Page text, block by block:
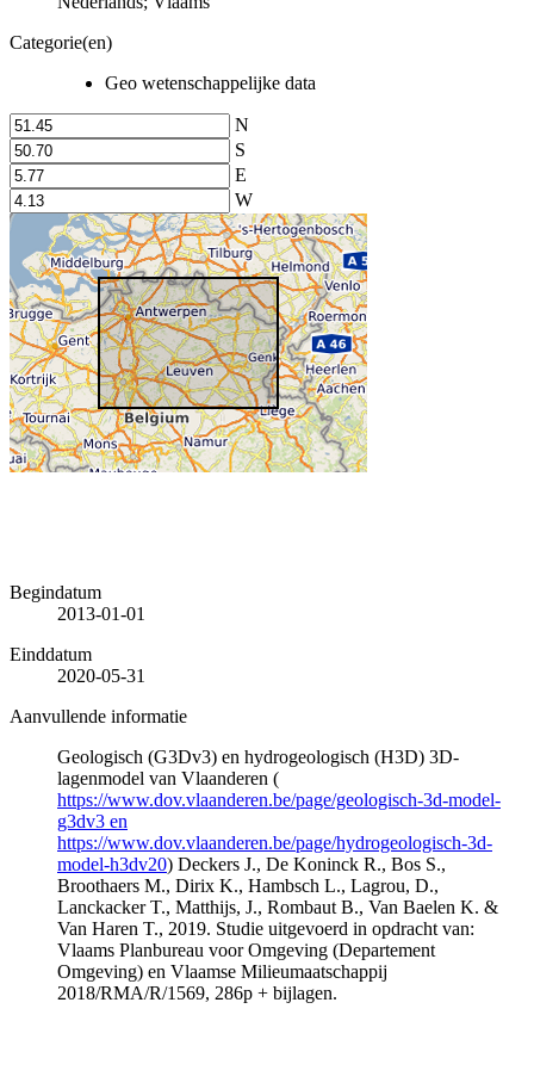
Categorie(en)
Geo wetenschappelijke data
N
S
E
W
Begindatum
2013-01-01
Einddatum
2020-05-31
Aanvullende informatie
Geologisch (G3Dv3) en hydrogeologisch (H3D) 3D-
lagenmodel van Vlaanderen (
https://www.dov.vlaanderen.be/page/geologisch-3d-model-
g3dv3 en
https://www.dov.vlaanderen.be/page/hydrogeologisch-3d-
model-h3dv20) Deckers J., De Koninck R., Bos S.,
Broothaers M., Dirix K., Hambsch L., Lagrou, D.,
Lanckacker T., Matthijs, J., Rombaut B., Van Baelen K. &
Van Haren T., 2019. Studie uitgevoerd in opdracht van:
Vlaams Planbureau voor Omgeving (Departement
Omgeving) en Vlaamse Milieumaatschappij
2018/RMA/R/1569, 286p + bijlagen.